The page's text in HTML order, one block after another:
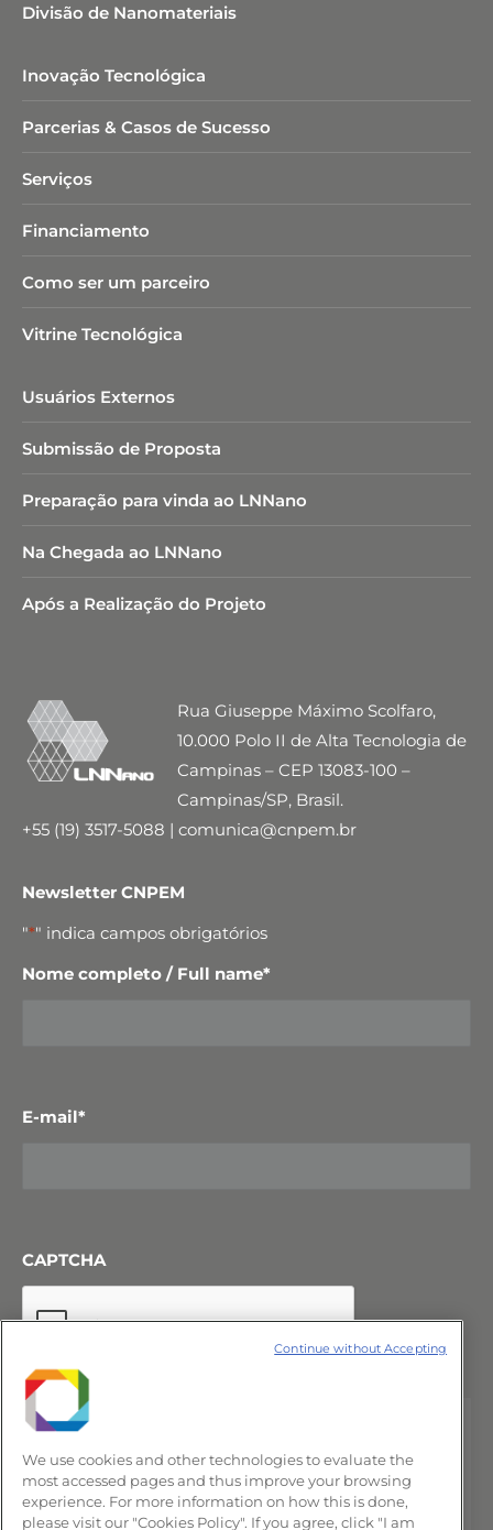
Divisão de Nanomateriais
Inovação Tecnológica
Parcerias & Casos de Sucesso
Serviços
Financiamento
Como ser um parceiro
Vitrine Tecnológica
Usuários Externos
Submissão de Proposta
Preparação para vinda ao LNNano
Na Chegada ao LNNano
Após a Realização do Projeto
Rua Giuseppe Máximo Scolfaro,
10.000 Polo II de Alta Tecnologia de
Campinas – CEP 13083-100 –
Campinas/SP, Brasil.
+55 (19) 3517-5088 | comunica@cnpem.br
Newsletter CNPEM
"*" indica campos obrigatórios
Nome completo / Full name*
E-mail*
CAPTCHA
We use cookies and other technologies to evaluate the
most accessed pages and thus improve your browsing
experience. For more information on how this is done,
please visit our "Cookies Policy". If you agree, click "I am
Continue without Accepting